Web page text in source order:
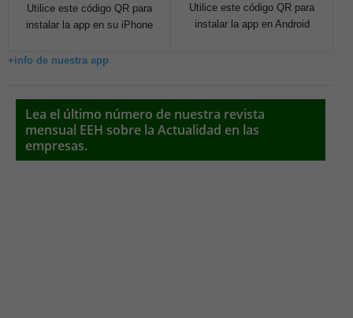
Utilice este código QR para
instalar la app en su iPhone
Utilice este código QR para
instalar la app en Android
+info de nuestra app
Lea el último número de nuestra revista
mensual EEH sobre la Actualidad en las
empresas.